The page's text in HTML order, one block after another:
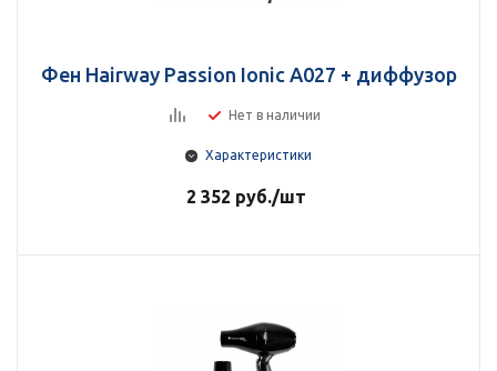
Фен Hairway Passion Ionic A027 + диффузор
Нет в наличии
Характеристики
2 352 руб./шт